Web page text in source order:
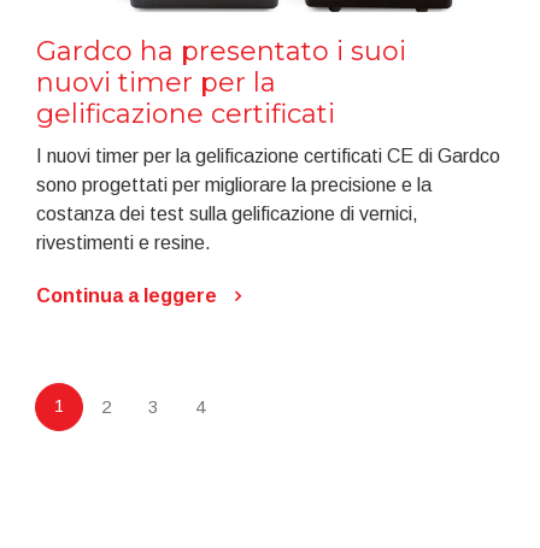
Gardco ha presentato i suoi
nuovi timer per la
gelificazione certificati
I nuovi timer per la gelificazione certificati CE di Gardco
sono progettati per migliorare la precisione e la
costanza dei test sulla gelificazione di vernici,
rivestimenti e resine.
Continua a leggere
1 2 3 4